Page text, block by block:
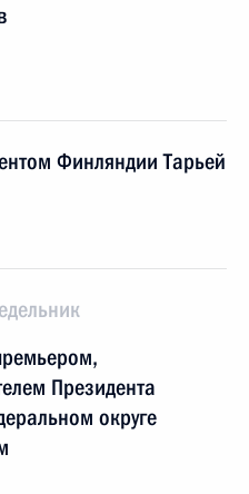
Финляндии Тарьей
Президента
округе